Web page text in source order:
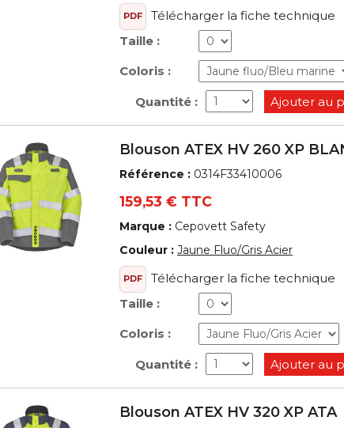
PDF
Télécharger la fiche technique
Taille :
Coloris :
Quantité : Ajouter au
Blouson ATEX HV 260 XP
Référence : 0314F33410006
159,53 € TTC
Marque : Cepovett Safety
Couleur : Jaune Fluo/Gris Acier
PDF
Télécharger la fiche technique
Taille :
Coloris :
Quantité : Ajouter au
Blouson ATEX HV 320 XP ATA